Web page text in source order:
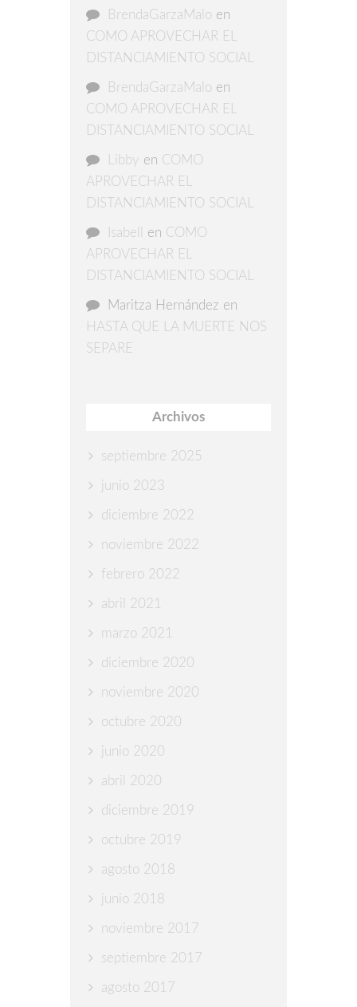
BrendaGarzaMalo en
COMO APROVECHAR EL
DISTANCIAMIENTO SOCIAL
BrendaGarzaMalo en
COMO APROVECHAR EL
DISTANCIAMIENTO SOCIAL
Libby en COMO
APROVECHAR EL
DISTANCIAMIENTO SOCIAL
Isabell en COMO
APROVECHAR EL
DISTANCIAMIENTO SOCIAL
Maritza Hernández en
HASTA QUE LA MUERTE NOS
SEPARE
Archivos
septiembre 2025
junio 2023
diciembre 2022
noviembre 2022
febrero 2022
abril 2021
marzo 2021
diciembre 2020
noviembre 2020
octubre 2020
junio 2020
abril 2020
diciembre 2019
octubre 2019
agosto 2018
junio 2018
noviembre 2017
septiembre 2017
agosto 2017